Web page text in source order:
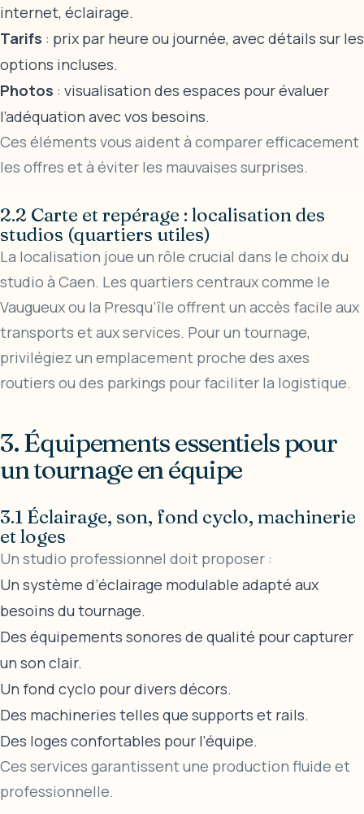
internet, éclairage.
Tarifs : prix par heure ou journée, avec détails sur les
options incluses.
Photos : visualisation des espaces pour évaluer
l’adéquation avec vos besoins.
Ces éléments vous aident à comparer efficacement
les offres et à éviter les mauvaises surprises.
2.2 Carte et repérage : localisation des
studios (quartiers utiles)
La localisation joue un rôle crucial dans le choix du
studio à Caen. Les quartiers centraux comme le
Vaugueux ou la Presqu’île offrent un accès facile aux
transports et aux services. Pour un tournage,
privilégiez un emplacement proche des axes
routiers ou des parkings pour faciliter la logistique.
3. Équipements essentiels pour
un tournage en équipe
3.1 Éclairage, son, fond cyclo, machinerie
et loges
Un studio professionnel doit proposer :
Un système d’éclairage modulable adapté aux
besoins du tournage.
Des équipements sonores de qualité pour capturer
un son clair.
Un fond cyclo pour divers décors.
Des machineries telles que supports et rails.
Des loges confortables pour l’équipe.
Ces services garantissent une production fluide et
professionnelle.